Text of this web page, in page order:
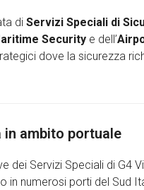
di Servizi Speciali di
Security e dell’
dove la sicurezza
ambito portuale
dei Servizi Speciali di G4
in numerosi porti del Sud